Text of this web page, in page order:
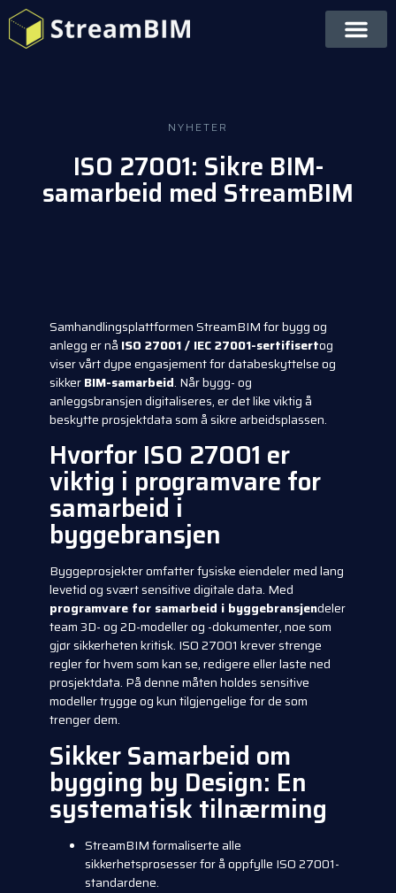
NYHETER
ISO 27001: Sikre BIM-
samarbeid med StreamBIM
Samhandlingsplattformen StreamBIM for bygg og
anlegg er nå ISO 27001 / IEC 27001-sertifisertog
viser vårt dype engasjement for databeskyttelse og
sikkerBIM-samarbeid. Når bygg- og
anleggsbransjen digitaliseres, er det like viktig å
beskytte prosjektdata som å sikre arbeidsplassen.
Hvorfor ISO 27001 er
viktig i programvare for
samarbeid i
byggebransjen
Byggeprosjekter omfatter fysiske eiendeler med lang
levetid og svært sensitive digitale data. Med
programvare for samarbeid i byggebransjendeler
team 3D- og 2D-modeller og -dokumenter, noe som
gjør sikkerheten kritisk. ISO 27001 krever strenge
regler for hvem som kan se, redigere eller laste ned
prosjektdata. På denne måten holdes sensitive
modeller trygge og kun tilgjengelige for de som
trenger dem.
SikkerSamarbeid om
bygging by Design: En
systematisk tilnærming
StreamBIM formaliserte alle
sikkerhetsprosesser for å oppfylle ISO 27001-
standardene.